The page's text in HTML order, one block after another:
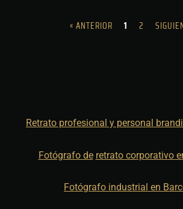
« ANTERIOR 1 2
Retrato profesional y personal
Fotógrafo de retrato corporativo
Fotógrafo industrial en